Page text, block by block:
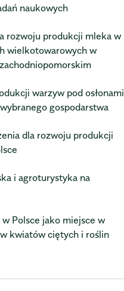
naukowych
rozwoju produkcji mleka w
wielkotowarowych w
warzyw pod osłonami
gospodarstwa
dla rozwoju produkcji
i agroturystyka na
Polsce jako miejsce w
kwiatów ciętych i roślin